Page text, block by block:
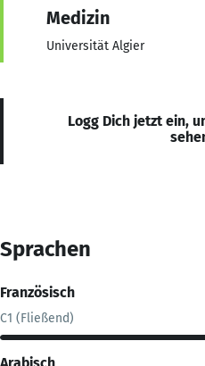
Medizin
Universität Algier
Logg Dich jetzt ein,
Sprachen
Französisch
C1 (Fließend)
Arabisch